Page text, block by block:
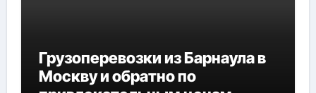
Грузоперевозки из Барнаула в
Москву и обратно по